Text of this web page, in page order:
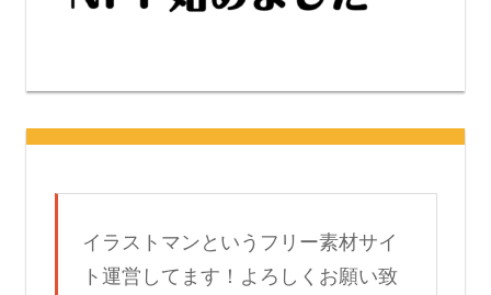
イラストマンというフリー素材サイ
ト運営してます！よろしくお願い致